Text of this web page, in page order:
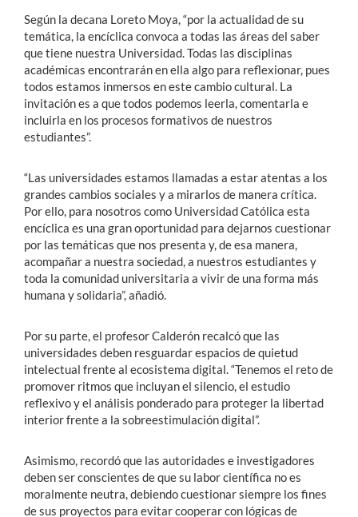
Según la decana Loreto Moya, “por la actualidad de su
temática, la encíclica convoca a todas las áreas del saber
que tiene nuestra Universidad. Todas las disciplinas
académicas encontrarán en ella algo para reflexionar, pues
todos estamos inmersos en este cambio cultural. La
invitación es a que todos podemos leerla, comentarla e
incluirla en los procesos formativos de nuestros
estudiantes”.
“Las universidades estamos llamadas a estar atentas a los
grandes cambios sociales y a mirarlos de manera crítica.
Por ello, para nosotros como Universidad Católica esta
encíclica es una gran oportunidad para dejarnos cuestionar
por las temáticas que nos presenta y, de esa manera,
acompañar a nuestra sociedad, a nuestros estudiantes y
toda la comunidad universitaria a vivir de una forma más
humana y solidaria”, añadió.
Por su parte, el profesor Calderón recalcó que las
universidades deben resguardar espacios de quietud
intelectual frente al ecosistema digital. “Tenemos el reto de
promover ritmos que incluyan el silencio, el estudio
reflexivo y el análisis ponderado para proteger la libertad
interior frente a la sobreestimulación digital”.
Asimismo, recordó que las autoridades e investigadores
deben ser conscientes de que su labor científica no es
moralmente neutra, debiendo cuestionar siempre los fines
de sus proyectos para evitar cooperar con lógicas de